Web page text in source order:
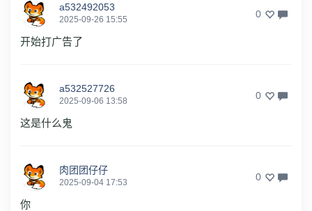
a532492053
2025-09-26 15:55 0
开始打广告了
a532527726
2025-09-06 13:58 0
这是什么鬼
肉团团仔仔
2025-09-04 17:53 0
你